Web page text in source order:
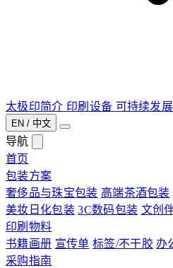
太极印简介 印刷设备 可持续发展
EN / 中文
导航
首页
包装方案
奢侈品与珠宝包装 高端茶酒包装
美妆日化包装 3C数码包装 文创
印刷物料
书籍画册 宣传单 标签/不干胶 办
采购指南